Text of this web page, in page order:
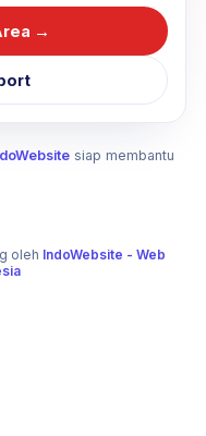
→
siap membantu
oleh IndoWebsite - Web